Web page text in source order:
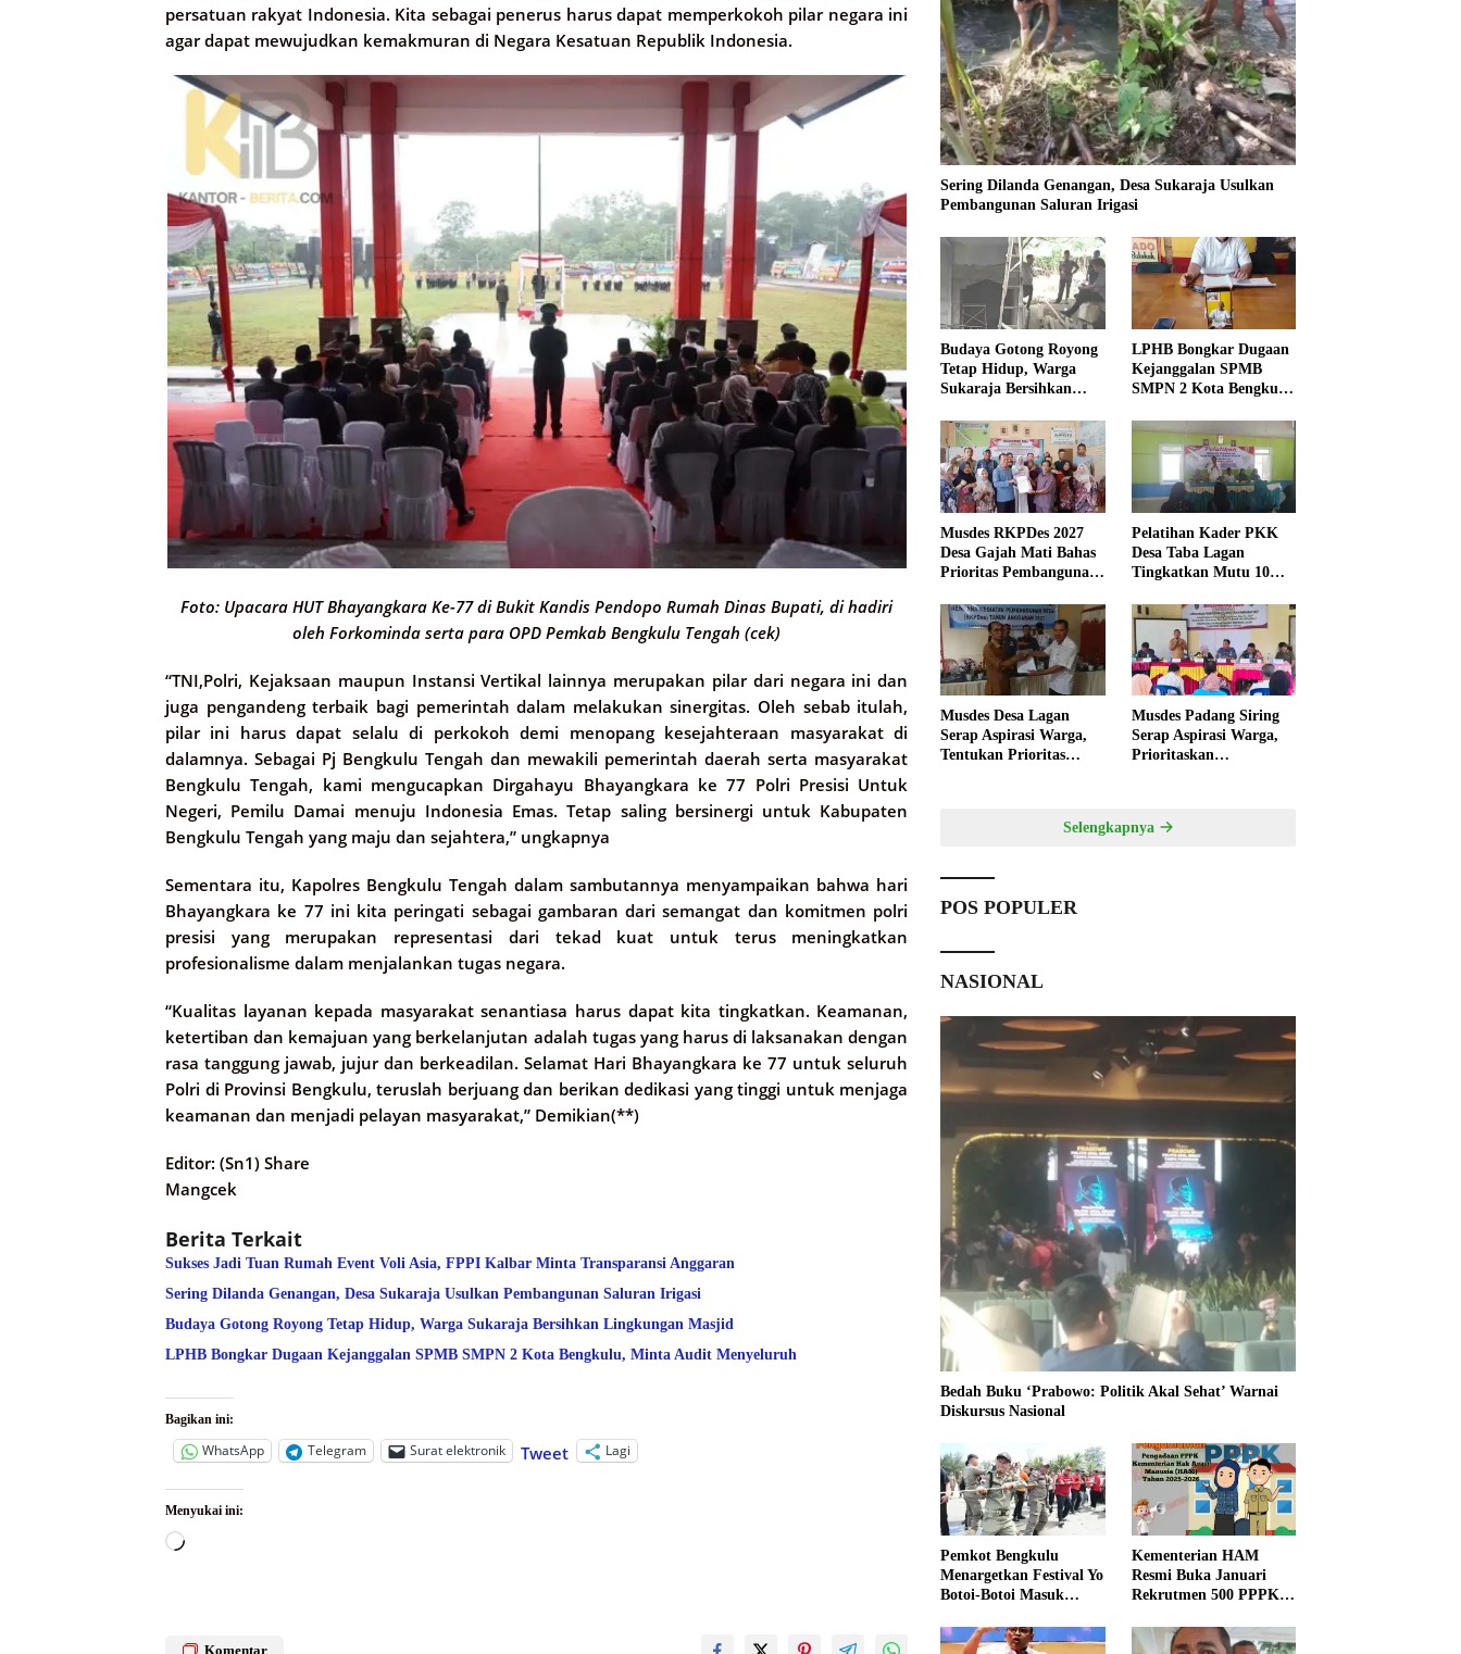
persatuan rakyat Indonesia. Kita sebagai penerus harus dapat memperkokoh pilar negara ini
agar dapat mewujudkan kemakmuran di Negara Kesatuan Republik Indonesia.
Foto: Upacara HUT Bhayangkara Ke-77 di Bukit Kandis Pendopo Rumah Dinas Bupati, di hadiri
oleh Forkominda serta para OPD Pemkab Bengkulu Tengah (cek)
“TNI,Polri, Kejaksaan maupun Instansi Vertikal lainnya merupakan pilar dari negara ini dan
juga pengandeng terbaik bagi pemerintah dalam melakukan sinergitas. Oleh sebab itulah,
pilar ini harus dapat selalu di perkokoh demi menopang kesejahteraan masyarakat di
dalamnya. Sebagai Pj Bengkulu Tengah dan mewakili pemerintah daerah serta masyarakat
Bengkulu Tengah, kami mengucapkan Dirgahayu Bhayangkara ke 77 Polri Presisi Untuk
Negeri, Pemilu Damai menuju Indonesia Emas. Tetap saling bersinergi untuk Kabupaten
Bengkulu Tengah yang maju dan sejahtera,” ungkapnya
Sementara itu, Kapolres Bengkulu Tengah dalam sambutannya menyampaikan bahwa hari
Bhayangkara ke 77 ini kita peringati sebagai gambaran dari semangat dan komitmen polri
presisi yang merupakan representasi dari tekad kuat untuk terus meningkatkan
profesionalisme dalam menjalankan tugas negara.
“Kualitas layanan kepada masyarakat senantiasa harus dapat kita tingkatkan. Keamanan,
ketertiban dan kemajuan yang berkelanjutan adalah tugas yang harus di laksanakan dengan
rasa tanggung jawab, jujur dan berkeadilan. Selamat Hari Bhayangkara ke 77 untuk seluruh
Polri di Provinsi Bengkulu, teruslah berjuang dan berikan dedikasi yang tinggi untuk menjaga
keamanan dan menjadi pelayan masyarakat,” Demikian(**)
Editor: (Sn1) Share
Mangcek
Berita Terkait
Sukses Jadi Tuan Rumah Event Voli Asia, FPPI Kalbar Minta Transparansi Anggaran
Sering Dilanda Genangan, Desa Sukaraja Usulkan Pembangunan Saluran Irigasi
Budaya Gotong Royong Tetap Hidup, Warga Sukaraja Bersihkan Lingkungan Masjid
LPHB Bongkar Dugaan Kejanggalan SPMB SMPN 2 Kota Bengkulu, Minta Audit Menyeluruh
Bagikan ini:
WhatsApp Telegram Surat elektronik Tweet Lagi
Menyukai ini:
Memuat...
Komentar
Sering Dilanda Genangan, Desa Sukaraja Usulkan
Pembangunan Saluran Irigasi
Budaya Gotong Royong
Tetap Hidup, Warga
Sukaraja Bersihkan
LPHB Bongkar Dugaan
Kejanggalan SPMB
SMPN 2 Kota Bengkulu,
Menyeluruh
Musdes RKPDes 2027
Desa Gajah Mati Bahas
Prioritas Pembangunan
Pelatihan Kader PKK
Desa Taba Lagan
Tingkatkan Mutu 10
Musdes Desa Lagan
Serap Aspirasi Warga,
Tentukan Prioritas
Musdes Padang Siring
Serap Aspirasi Warga,
Prioritaskan
Selengkapnya
POS POPULER
NASIONAL
Bedah Buku ‘Prabowo: Politik Akal Sehat’ Warnai
Diskursus Nasional
Pemkot Bengkulu
Menargetkan Festival Yo
Botoi-Botoi Masuk
Nasional
Kementerian HAM
Resmi Buka Januari
Rekrutmen 500 PPPK,